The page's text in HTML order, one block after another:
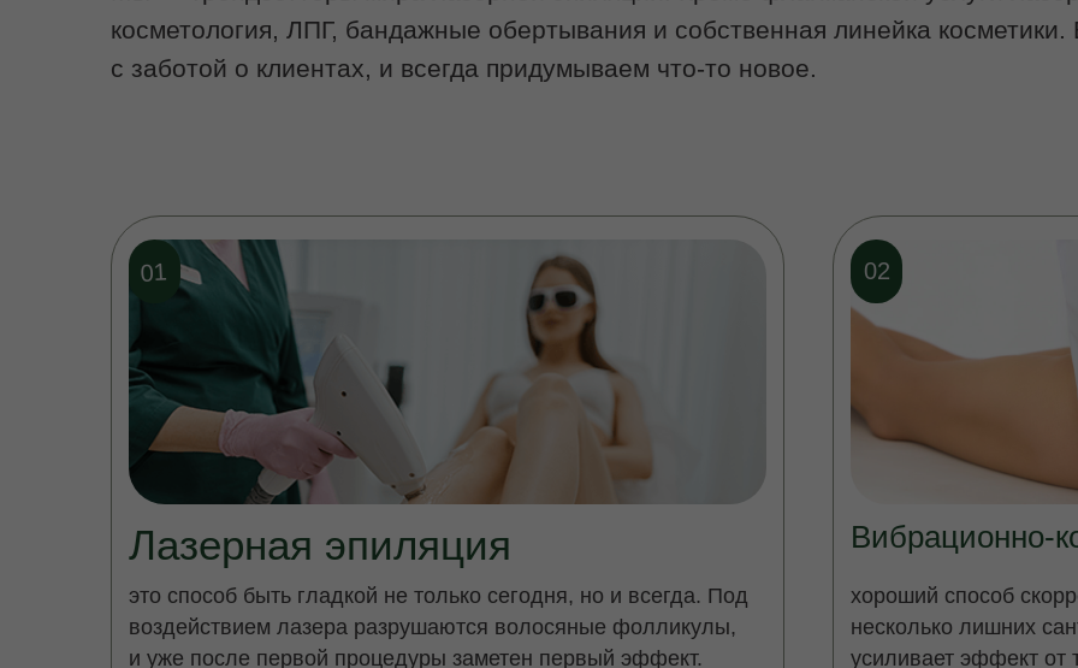
косметология, ЛПГ, бандажные обертывания и собственная линейка
с заботой о клиентах, и всегда придумываем что-то новое.
хороший способ
несколько лишних
усиливает эффект от
Вибрационно-
02
Лазерная эпиляция
это способ быть гладкой не только сегодня, но и всегда. Под
воздействием лазера разрушаются волосяные фолликулы,
и уже после первой процедуры заметен первый эффект.
01